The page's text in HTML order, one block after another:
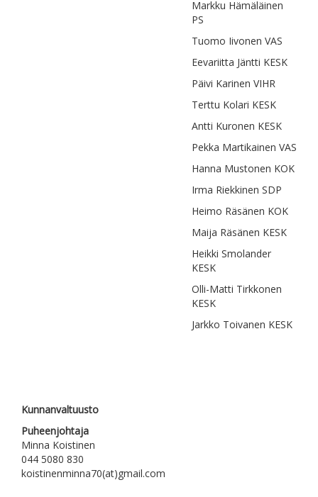
Markku Hämäläinen
PS
Tuomo Iivonen VAS
Eevariitta Jäntti KESK
Päivi Karinen VIHR
Terttu Kolari KESK
Antti Kuronen KESK
Pekka Martikainen VAS
Hanna Mustonen KOK
Irma Riekkinen SDP
Heimo Räsänen KOK
Maija Räsänen KESK
Heikki Smolander
KESK
Olli-Matti Tirkkonen
KESK
Jarkko Toivanen KESK
Kunnanvaltuusto
Puheenjohtaja
Minna Koistinen
044 5080 830
koistinenminna70(at)gmail.com